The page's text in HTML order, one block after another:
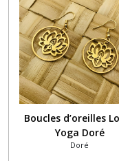
Boucles d’oreilles
Yoga Doré
Doré